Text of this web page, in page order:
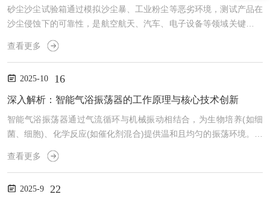
砂尘沙尘试验箱通过模拟沙尘暴、工业粉尘等恶劣环境，测试产品在
沙尘侵蚀下的可靠性，是航空航天、汽车、电子设备等领域关键的质
量保障工具，其核心价值远超“测试设备”的单一属性。一、核心功
能：试验箱通过高压风机(风速可调，通常3-10m/s，模拟自然风沙流
制沙尘浓度(如2-10kg/m³)、温度(室温-60℃)与湿度(10%-90%RH)。
例如，IP5X防尘等级测试要求样品在8小时沙尘暴露后无灰尘进入内
查看更多
2025-10 16
深入解析：智能气浴振荡器的工作原理与核心技术创新
智能气浴振荡器通过气流循环与机械振动相结合，为生物培养(如细
菌、细胞)、化学反应(如催化剂混合)提供温和且均匀的振荡环境。其
智能化与精准控制特性，源于独特的工作原理与持续的技术创新。
一、工作原理：设备核心由气浴系统、振荡机构和智能控制系统组
(温度范围室温-60℃，部分型号可达80℃)循环输送至振荡腔体，形
查看更多
2025-9 22